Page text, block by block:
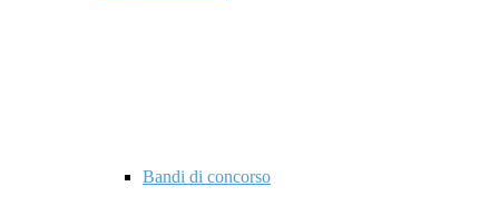
Bandi di concorso